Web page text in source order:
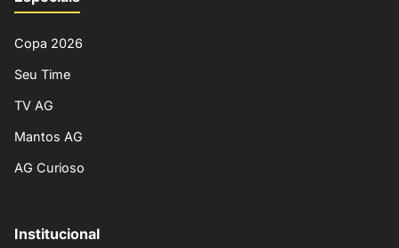
Copa 2026
Seu Time
TV AG
Mantos AG
AG Curioso
Institucional